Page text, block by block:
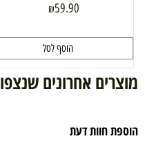
₪59.90
הוסף לסל
מוצרים אחרונים שנצפו
הוספת חוות דעת